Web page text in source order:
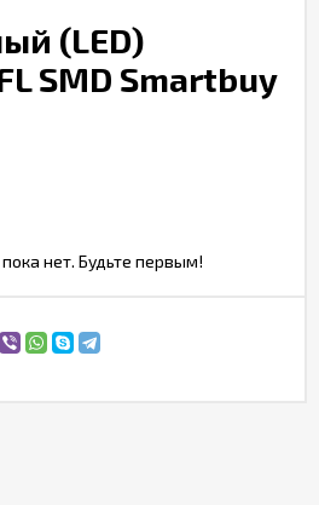
(LED)
SMD Smartbuy
нет. Будьте первым!